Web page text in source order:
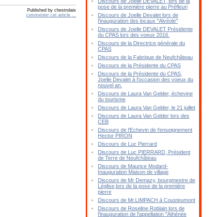
Published by chestrolais
commenter cet article
pose de la première pierre au Préfleuri
Discours de Joelle Devalet lors de
l'inauguration des locaux "Alvéole"
Discours de Joelle DEVALET Présidente
du CPAS lors des voeux 2016.
Discours de la Directrice générale du
CPAS
Discours de la Fabrique de Neufchâteau
Discours de la Présidente du CPAS
Discours de la Présidente du CPAS,
Joelle Devalet à l'occasion des voeux du
nouvel an.
Discours de Laura Van Gelder, échevine
du tourisme
Discours de Laura Van Gelder, le 21 juillet
Discours de Laura Van Gelder lors des
CEB
Discours de l'Echevin de l'enseignement
Hector PIRON
Discours de Luc Pierrard
Discours de Luc PIERRARD, Président
de Terre de Neufchâteau
Discours de Maurice Modard-
Inauguration Maison de village
Discours de Mr Demazy, bourgmestre de
Léglise,lors de la pose de la première
pierre
Discours de Mr.LIMPACH à Cousteumont
Discours de Roseline Roblain lors de
l'inauguration de l'appellation "Athénée